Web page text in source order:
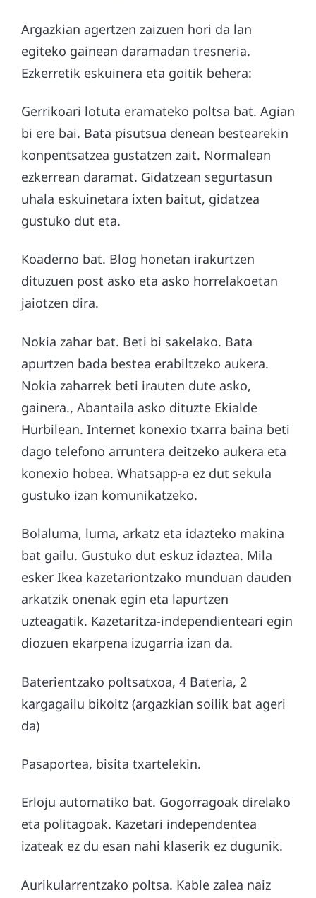
Argazkian agertzen zaizuen hori da lan
egiteko gainean daramadan tresneria.
Ezkerretik eskuinera eta goitik behera:
Gerrikoari lotuta eramateko poltsa bat. Agian
bi ere bai. Bata pisutsua denean bestearekin
konpentsatzea gustatzen zait. Normalean
ezkerrean daramat. Gidatzean segurtasun
uhala eskuinetara ixten baitut, gidatzea
gustuko dut eta.
Koaderno bat. Blog honetan irakurtzen
dituzuen post asko eta asko horrelakoetan
jaiotzen dira.
Nokia zahar bat. Beti bi sakelako. Bata
apurtzen bada bestea erabiltzeko aukera.
Nokia zaharrek beti irauten dute asko,
gainera., Abantaila asko dituzte Ekialde
Hurbilean. Internet konexio txarra baina beti
dago telefono arruntera deitzeko aukera eta
konexio hobea. Whatsapp-a ez dut sekula
gustuko izan komunikatzeko.
Bolaluma, luma, arkatz eta idazteko makina
bat gailu. Gustuko dut eskuz idaztea. Mila
esker Ikea kazetariontzako munduan dauden
arkatzik onenak egin eta lapurtzen
uzteagatik. Kazetaritza-independienteari egin
diozuen ekarpena izugarria izan da.
Baterientzako poltsatxoa, 4 Bateria, 2
kargagailu bikoitz (argazkian soilik bat ageri
da)
Pasaportea, bisita txartelekin.
Erloju automatiko bat. Gogorragoak direlako
eta politagoak. Kazetari independentea
izateak ez du esan nahi klaserik ez dugunik.
Aurikularrentzako poltsa. Kable zalea naiz